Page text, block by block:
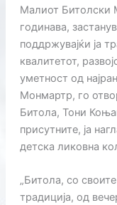
Малиот Битолски
годинава,
поддржувајќи ја
квалитетот,
уметност од
Монмартр, го
Битола, Тони
присутните, ја
детска ликовна
„Битола, со
традиција, од